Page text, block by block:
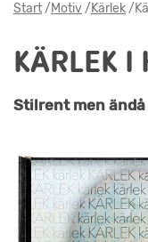
Start/Motiv/Kärlek/
KÄRLEK I
Stilrent men